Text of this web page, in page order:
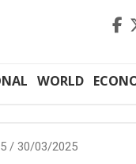
WORLD
/ 30/03/2025